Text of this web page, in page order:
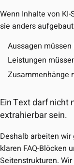
Wenn Inhalte von
sie anders
Aussagen müssen
Leistungen
Zusammenhänge
Ein Text darf nicht
extrahierbar sein.
Deshalb arbeiten
klaren FAQ-Blöcken
Seitenstrukturen.